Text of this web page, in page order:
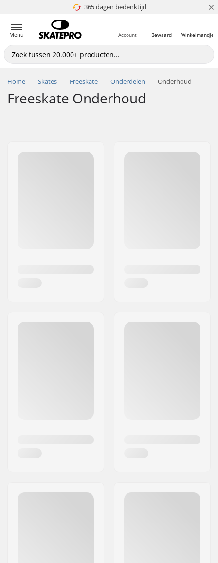
365 dagen bedenktijd
4.8 van 5 ×
Menu Winkelmandje
Bewaard
Account
Home Skates Freeskate Onderdelen Onderhoud
Freeskate Onderhoud